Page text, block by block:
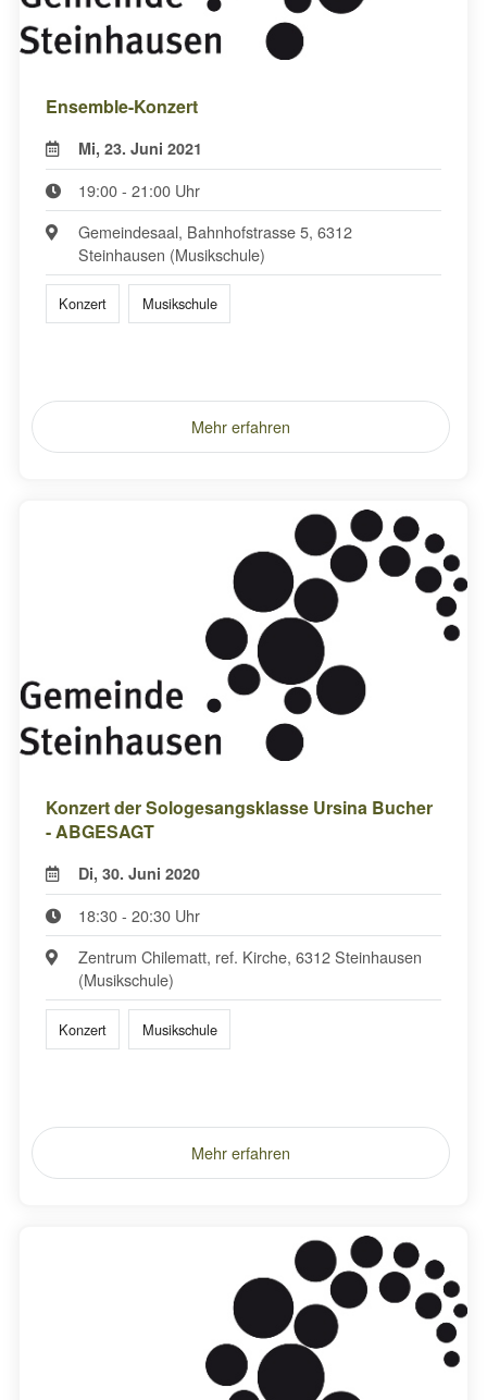
Ensemble-Konzert
Mi, 23. Juni 2021
19:00 - 21:00 Uhr
Gemeindesaal, Bahnhofstrasse 5, 6312
Steinhausen (Musikschule)
Konzert Musikschule
Mehr erfahren
Konzert der Sologesangsklasse Ursina Bucher
- ABGESAGT
Di, 30. Juni 2020
18:30 - 20:30 Uhr
Zentrum Chilematt, ref. Kirche, 6312 Steinhausen
(Musikschule)
Konzert Musikschule
Mehr erfahren